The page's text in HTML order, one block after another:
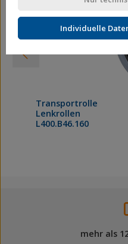
Transportrolle
Lenkrollen
L400.B46.160
mehr als
Individuelle